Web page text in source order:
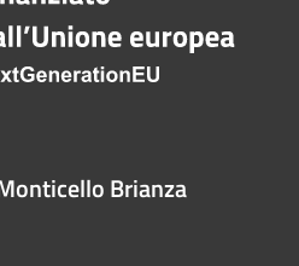
Brianza